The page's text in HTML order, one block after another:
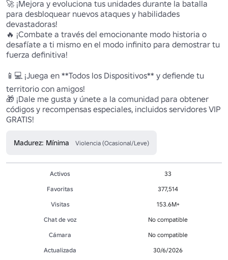
🚀 ¡Mejora y evoluciona tus unidades durante la batalla
para desbloquear nuevos ataques y habilidades
devastadoras!
🔥 ¡Combate a través del emocionante modo historia o
desafíate a ti mismo en el modo infinito para demostrar tu
fuerza definitiva!
📱💻 ¡Juega en **Todos los Dispositivos** y defiende tu
territorio con amigos!
🎁 ¡Dale me gusta y únete a la comunidad para obtener
códigos y recompensas especiales, incluidos servidores VIP
GRATIS!
Madurez: Mínima Violencia (Ocasional/Leve)
Activos
33
Favoritas
377,514
Visitas
153.6M+
Chat de voz
No compatible
Cámara
No compatible
Actualizada
30/6/2026